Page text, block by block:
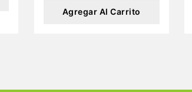
Agregar Al Carrito